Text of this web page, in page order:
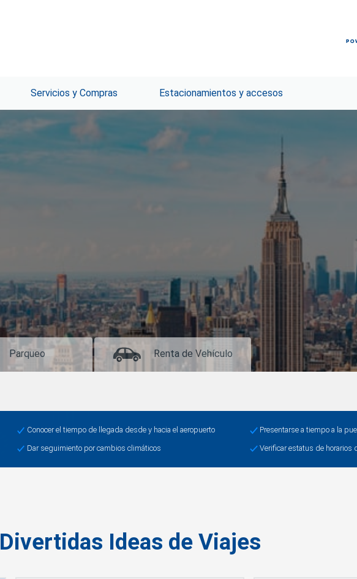
Servicios y Compras Estacionamientos y accesos
Parqueo Renta de Vehículo
Conocer el tiempo de llegada desde y hacia el aeropuerto
Presentarse a tiempo a la
Dar seguimiento por cambios climáticos
Verificar estatus de horarios
Divertidas Ideas de Viajes